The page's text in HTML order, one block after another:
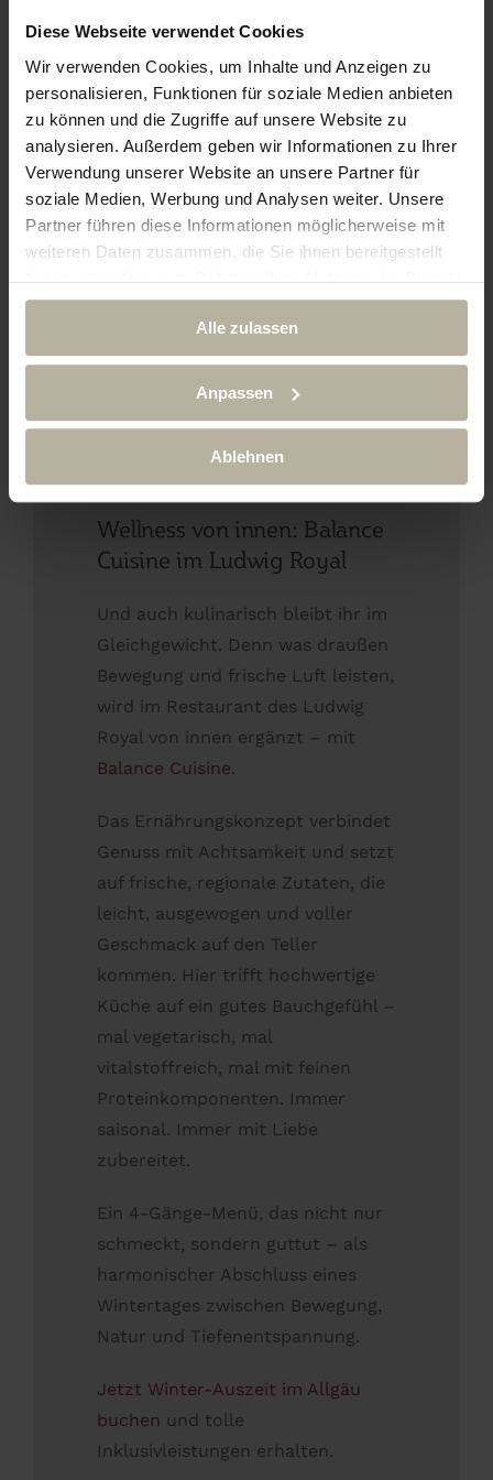
Diese Webseite verwendet Cookies
Wir verwenden Cookies, um Inhalte und Anzeigen zu
personalisieren, Funktionen für soziale Medien anbieten
zu können und die Zugriffe auf unsere Website zu
analysieren. Außerdem geben wir Informationen zu Ihrer
Verwendung unserer Website an unsere Partner für
soziale Medien, Werbung und Analysen weiter. Unsere
Partner führen diese Informationen möglicherweise mit
weiteren Daten zusammen, die Sie ihnen bereitgestellt
haben oder die sie im Rahmen Ihrer Nutzung der Dienste
gesammelt haben.
Alle zulassen
Anpassen
Ablehnen
taucht ihr ein in eine Welt der
geöffnet und exklusiv für Gäste
des Leading Spa Resorts.
Hier warten auf euch:
• Panorama-Sauna mit Blick auf
die verschneiten Berge
• Dampfbad, Biosauna &
• Sternenhimmelsauna –
romantisch & beruhigend zugleich
• Ruhebereiche mit Tee-Lounge
Wellness von innen: Balance
Cuisine im Ludwig Royal
Und auch kulinarisch bleibt ihr im
Gleichgewicht. Denn was draußen
Bewegung und frische Luft leisten,
wird im Restaurant des Ludwig
Royal von innen ergänzt – mit
Balance Cuisine.
Das Ernährungskonzept verbindet
Genuss mit Achtsamkeit und setzt
auf frische, regionale Zutaten, die
leicht, ausgewogen und voller
Geschmack auf den Teller
kommen. Hier trifft hochwertige
Küche auf ein gutes Bauchgefühl –
mal vegetarisch, mal
vitalstoffreich, mal mit feinen
Proteinkomponenten. Immer
saisonal. Immer mit Liebe
zubereitet.
Ein 4-Gänge-Menü, das nicht nur
schmeckt, sondern guttut – als
harmonischer Abschluss eines
Wintertages zwischen Bewegung,
Natur und Tiefenentspannung.
Jetzt Winter-Auszeit im Allgäu
buchen und tolle
Inklusivleistungen erhalten.